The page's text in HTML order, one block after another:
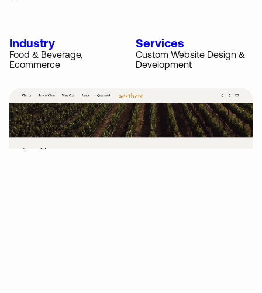
Industry
Food & Beverage,
Ecommerce
Services
Custom Website Design &
Development